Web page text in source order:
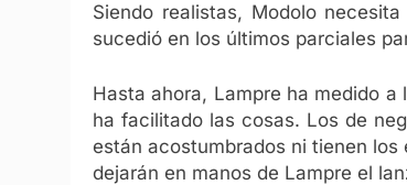
Siendo realistas, Modolo
sucedió en los últimos parciales
Hasta ahora, Lampre ha medido
ha facilitado las cosas. Los de
están acostumbrados ni tienen
dejarán en manos de Lampre el